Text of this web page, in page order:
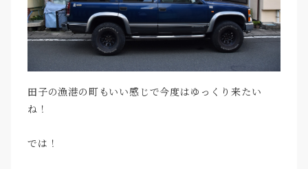
田子の漁港の町もいい感じで今度はゆっくり来たい
ね！
では！